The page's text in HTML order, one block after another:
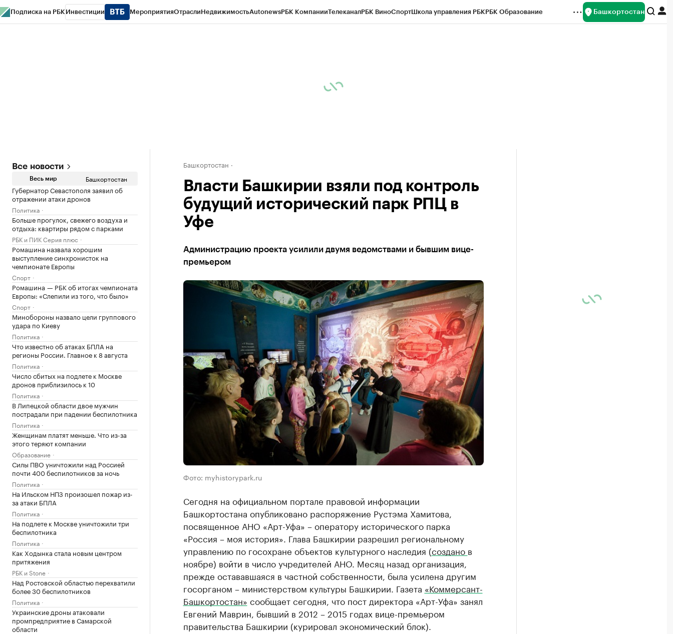
Подписка на РБК Инвестиции МероприятияОтраслиНедвижимостьAutonewsРБК КомпанииТелеканалРБК ВиноСпортШкола управления РБКРБК Образование Башкортостан
Все новости
Весь мир Башкортостан
Губернатор Севастополя заявил об
отражении атаки дронов
Политика
Больше прогулок, свежего воздуха и
отдыха: квартиры рядом с парками
РБК и ПИК Серия плюс
Ромашина назвала хорошим
выступление синхронисток на
чемпионате Европы
Спорт
Ромашина — РБК об итогах чемпионата
Европы: «Слепили из того, что было»
Спорт
Минобороны назвало цели группового
удара по Киеву
Политика
Что известно об атаках БПЛА на
регионы России. Главное к 8 августа
Политика
Число сбитых на подлете к Москве
дронов приблизилось к 10
Политика
В Липецкой области двое мужчин
пострадали при падении беспилотника
Политика
Женщинам платят меньше. Что из-за
этого теряют компании
Образование
Силы ПВО уничтожили над Россией
почти 400 беспилотников за ночь
Политика
На Ильском НПЗ произошел пожар из-
за атаки БПЛА
Политика
На подлете к Москве уничтожили три
беспилотника
Политика
Как Ходынка стала новым центром
притяжения
РБК и Stone
Над Ростовской областью перехватили
более 30 беспилотников
Политика
Украинские дроны атаковали
промпредприятие в Самарской
области
Башкортостан
Власти Башкирии взяли под контроль
будущий исторический парк РПЦ в
Уфе
Администрацию проекта усилили двумя ведомствами и бывшим вице-
премьером
Фото: myhistorypark.ru
Сегодня на официальном портале правовой информации
Башкортостана опубликовано распоряжение Рустэма Хамитова,
посвященное АНО «Арт-Уфа» – оператору исторического парка
«Россия – моя история». Глава Башкирии разрешил региональному
управлению по госохране объектов культурного наследия (создано в
ноябре) войти в число учредителей АНО. Месяц назад организация,
прежде остававшаяся в частной собственности, была усилена другим
госорганом – министерством культуры Башкирии. Газета «Коммерсант-
Башкортостан» сообщает сегодня, что пост директора «Арт-Уфа» занял
Евгений Маврин, бывший в 2012 – 2015 годах вице-премьером
правительства Башкирии (курировал экономический блок).